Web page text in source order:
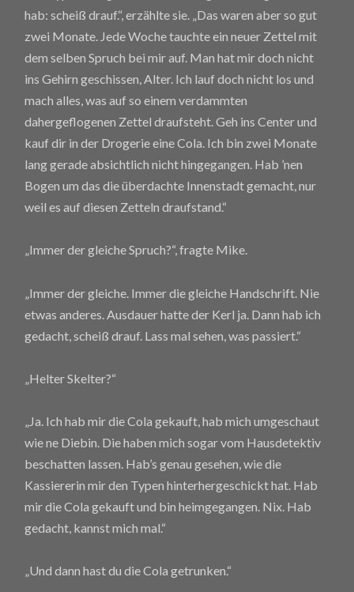
hab: scheiß drauf.“, erzählte sie. „Das waren aber so gut
zwei Monate. Jede Woche tauchte ein neuer Zettel mit
dem selben Spruch bei mir auf. Man hat mir doch nicht
ins Gehirn geschissen, Alter. Ich lauf doch nicht los und
mach alles, was auf so einem verdammten
dahergeflogenen Zettel draufsteht. Geh ins Center und
kauf dir in der Drogerie eine Cola. Ich bin zwei Monate
lang gerade absichtlich nicht hingegangen. Hab ’nen
Bogen um das die überdachte Innenstadt gemacht, nur
weil es auf diesen Zetteln draufstand.“
„Immer der gleiche Spruch?“, fragte Mike.
„Immer der gleiche. Immer die gleiche Handschrift. Nie
etwas anderes. Ausdauer hatte der Kerl ja. Dann hab ich
gedacht, scheiß drauf. Lass mal sehen, was passiert.“
„Helter Skelter?“
„Ja. Ich hab mir die Cola gekauft, hab mich umgeschaut
wie ne Diebin. Die haben mich sogar vom Hausdetektiv
beschatten lassen. Hab’s genau gesehen, wie die
Kassiererin mir den Typen hinterhergeschickt hat. Hab
mir die Cola gekauft und bin heimgegangen. Nix. Hab
gedacht, kannst mich mal.“
„Und dann hast du die Cola getrunken.“